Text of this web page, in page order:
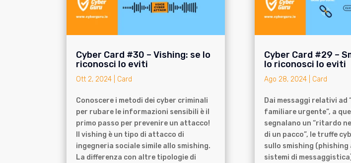
Cyber Card #30 – Vishing: se lo
riconosci lo eviti
Ott 2, 2024 Card
Conoscere i metodi dei cyber criminali
per rubare le informazioni sensibili è il
primo passo per prevenire un attacco!
Il vishing è un tipo di attacco di
ingegneria sociale simile allo smishing.
La differenza con altre tipologie di
Cyber Card #29 –
lo riconosci lo eviti
Ago 28, 2024| Card
Dai messaggi relativi ad
familiare urgente”, a
segnalano un “ritardo
di un pacco”, le truffe
sullo smishing
sistemi di